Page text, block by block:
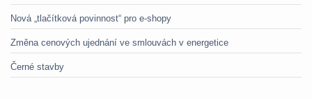
Nová „tlačítková povinnost“ pro e-shopy
Změna cenových ujednání ve smlouvách v energetice
Černé stavby